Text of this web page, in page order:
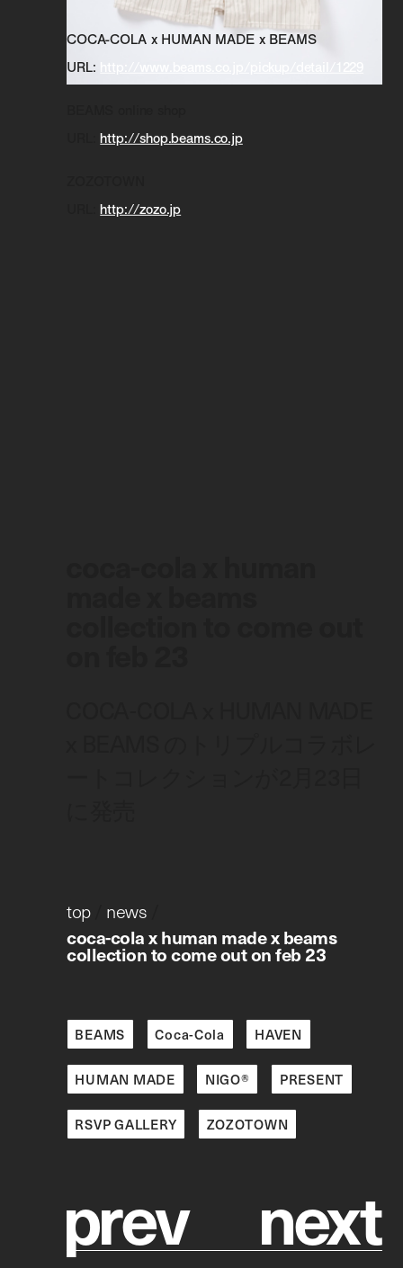
COCA-COLA x HUMAN MADE x BEAMS
URL:
URL:http://shop.beams.co.jp
URL:http://zozo.jp
top/ news
coca-cola x human made x beams
collection to come out on feb 23
BEAMS Coca-Cola HAVEN
HUMAN MADE NIGO® PRESENT
RSVP GALLERY ZOZOTOWN
prev next